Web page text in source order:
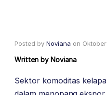
Posted by Noviana on
Written by Noviana
Sektor komoditas